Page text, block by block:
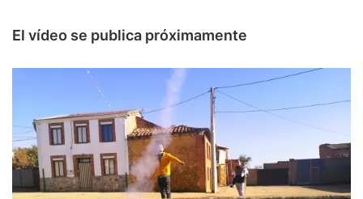
El vídeo se publica próximamente